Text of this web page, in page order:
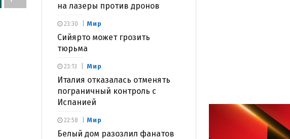
на лазеры против дронов
Мир
Сийярто может грозить
тюрьма
23:30
Мир
Италия отказалась отменять
пограничный контроль с
Испанией
23:13
Мир
Белый дом разозлил фанатов
22:58